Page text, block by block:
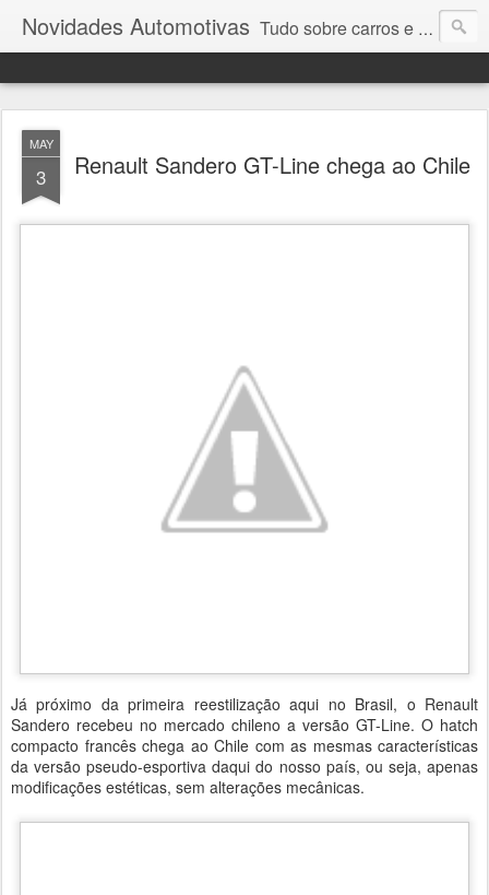
Novidades Automotivas Tudo sobre carros e motores
MAY
3 Renault Sandero GT-Line chega ao Chile
Já próximo da primeira reestilização aqui no Brasil, o Renault
Sandero recebeu no mercado chileno a versão GT-Line. O hatch
compacto francês chega ao Chile com as mesmas características
da versão pseudo-esportiva daqui do nosso país, ou seja, apenas
modificações estéticas, sem alterações mecânicas.